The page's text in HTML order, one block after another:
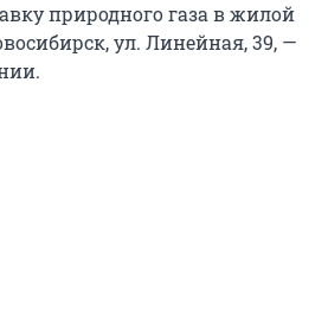
природного газа в жилой
ул. Линейная, 39, —